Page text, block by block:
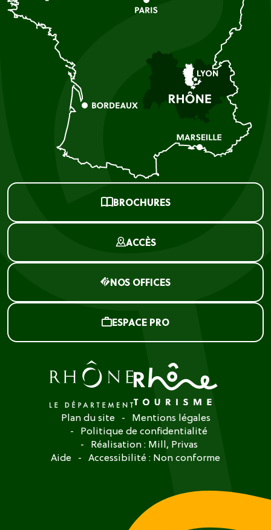
BROCHURES
ACCÈS
NOS OFFICES
ESPACE PRO
Plan du site
Mentions légales
Politique de confidentialité
Réalisation : Mill, Privas
Aide
Accessibilité : Non conforme